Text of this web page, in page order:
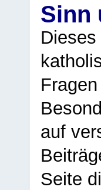
Sinn
auf
Seite